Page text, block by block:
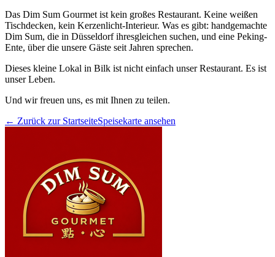
Das Dim Sum Gourmet ist kein großes Restaurant. Keine weißen
Tischdecken, kein Kerzenlicht-Interieur. Was es gibt: handgemachte
Dim Sum, die in Düsseldorf ihresgleichen suchen, und eine Peking-
Ente, über die unsere Gäste seit Jahren sprechen.
Dieses kleine Lokal in Bilk ist nicht einfach unser Restaurant. Es ist
unser Leben.
Und wir freuen uns, es mit Ihnen zu teilen.
← Zurück zur StartseiteSpeisekarte ansehen